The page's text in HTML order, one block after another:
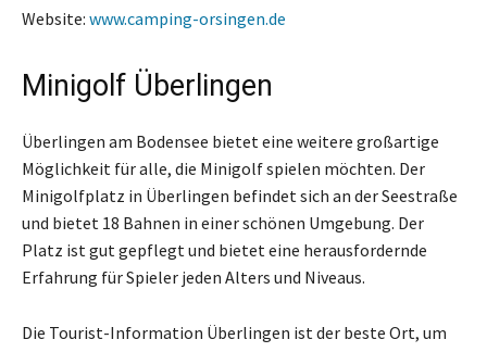
Website: www.camping-orsingen.de
Minigolf Überlingen
Überlingen am Bodensee bietet eine weitere großartige
Möglichkeit für alle, die Minigolf spielen möchten. Der
Minigolfplatz in Überlingen befindet sich an der Seestraße
und bietet 18 Bahnen in einer schönen Umgebung. Der
Platz ist gut gepflegt und bietet eine herausfordernde
Erfahrung für Spieler jeden Alters und Niveaus.
Die Tourist-Information Überlingen ist der beste Ort, um